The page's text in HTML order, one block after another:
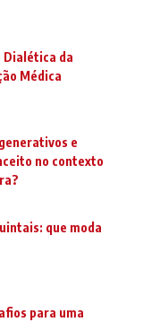
Dialética da
Médica
e
no contexto
que moda
para uma